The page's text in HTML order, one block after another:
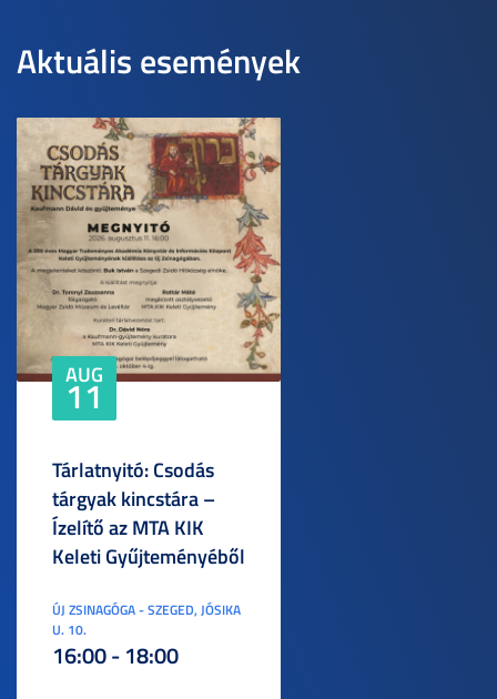
Aktuális események
AUG
11
Tárlatnyitó: Csodás
tárgyak kincstára –
Ízelítő az MTA KIK
Keleti Gyűjteményéből
ÚJ ZSINAGÓGA - SZEGED, JÓSIKA
U. 10.
16:00 - 18:00